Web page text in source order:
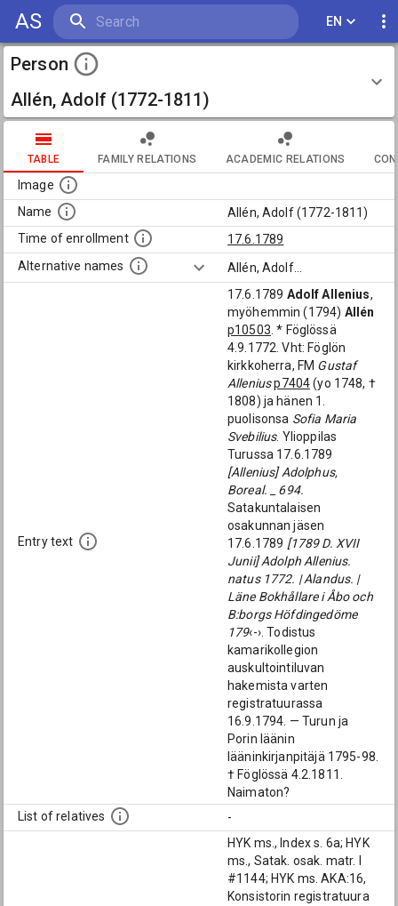
AS EN
Person
Allén, Adolf (1772-1811)
TABLE FAMILY RELATIONS ACADEMIC RELATIONS
Image
Name
Allén, Adolf (1772-1811)
Time of enrollment
17.6.1789
Alternative names
Allén, Adolf...
Entry text
17.6.1789 Adolf Allenius,
myöhemmin (1794) Allén
p10503 . * Föglössä
4.9.1772. Vht: Föglön
kirkkoherra, FM Gustaf
Alleniusp7404(yo 1748, †
1808) ja hänen 1.
puolisonsa Sofia Maria
Svebilius. Ylioppilas
Turussa 17.6.1789
[Allenius] Adolphus,
Boreal. _ 694.
Satakuntalaisen
osakunnan jäsen
17.6.1789 [1789 D. XVII
Junii] Adolph Allenius.
natus 1772. | Alandus. |
Läne Bokhållare i Åbo och
B:borgs Höfdingedöme
179‹-›. Todistus
kamarikollegion
auskultointiluvan
hakemista varten
registratuurassa
16.9.1794. — Turun ja
Porin läänin
lääninkirjanpitäjä 1795-98.
† Föglössä 4.2.1811.
Naimaton?
List of relatives
-
HYK ms., Index s. 6a; HYK
ms., Satak. osak. matr. I
#1144; HYK ms. AKA:16,
Konsistorin registratuura